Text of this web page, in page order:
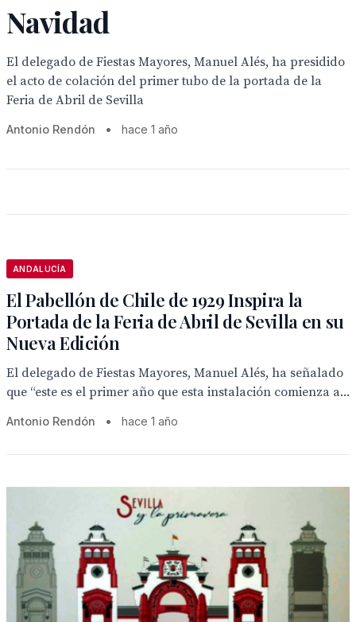
Navidad
El delegado de Fiestas Mayores, Manuel Alés, ha presidido
el acto de colación del primer tubo de la portada de la
Feria de Abril de Sevilla
Antonio Rendón • hace 1 año
ANDALUCÍA
El Pabellón de Chile de 1929 Inspira la
Portada de la Feria de Abril de Sevilla en su
Nueva Edición
El delegado de Fiestas Mayores, Manuel Alés, ha señalado
que “este es el primer año que esta instalación comienza a...
Antonio Rendón • hace 1 año